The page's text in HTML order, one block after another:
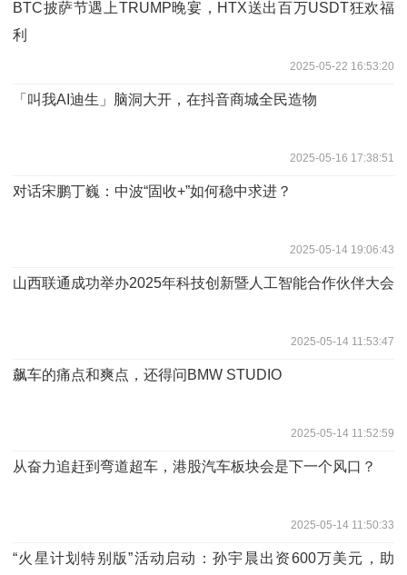
BTC披萨节遇上TRUMP晚宴，HTX送出百万USDT狂欢福
利
2025-05-22 16:53:20
「叫我AI迪生」脑洞大开，在抖音商城全民造物
2025-05-16 17:38:51
对话宋鹏丁巍：中波“固收+”如何稳中求进？
2025-05-14 19:06:43
山西联通成功举办2025年科技创新暨人工智能合作伙伴大会
2025-05-14 11:53:47
飙车的痛点和爽点，还得问BMW STUDIO
2025-05-14 11:52:59
从奋力追赶到弯道超车，港股汽车板块会是下一个风口？
2025-05-14 11:50:33
“火星计划特别版”活动启动：孙宇晨出资600万美元，助